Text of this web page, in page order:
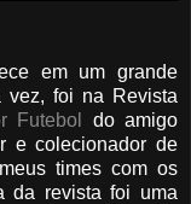
em um grande
vez, foi na Revista
Futebol do amigo
e colecionador de
times com os
da revista foi uma